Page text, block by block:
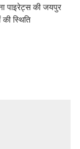
पाइरेट्स की जयपुर
की स्थिति